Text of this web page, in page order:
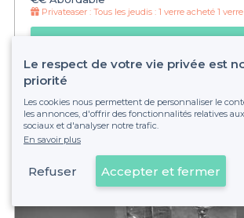
Privateaser : Tous les jeudis : 1 verre acheté 1
Voir sur la carte
Le respect de votre vie privée est
priorité
Les cookies nous permettent de personnaliser le
les annonces, d'offrir des fonctionnalités relatives
sociaux et d'analyser notre trafic.
En savoir plus
Refuser Accepter et fermer